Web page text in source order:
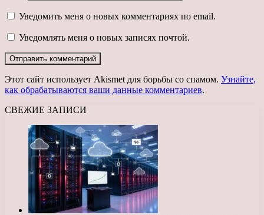
Уведомить меня о новых комментариях по email.
Уведомлять меня о новых записях почтой.
Этот сайт использует Akismet для борьбы со спамом. Узнайте,
как обрабатываются ваши данные комментариев.
СВЕЖИЕ ЗАПИСИ